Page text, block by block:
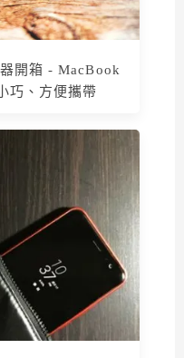
開箱 - MacBook
巧、方便攜帶